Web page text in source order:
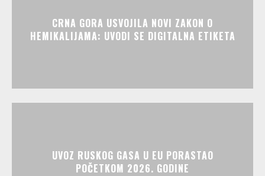
CRNA GORA USVOJILA NOVI ZAKON O
HEMIKALIJAMA: UVODI SE DIGITALNA ETIKETA
UVOZ RUSKOG GASA U EU PORASTAO
POČETKOM 2026. GODINE